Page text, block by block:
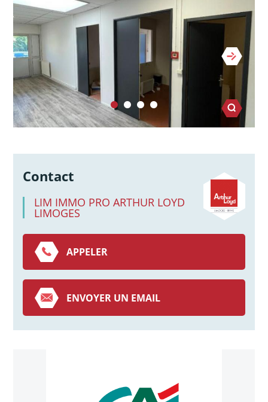
Contact
LIM IMMO PRO ARTHUR LOYD
LIMOGES
APPELER
ENVOYER UN EMAIL